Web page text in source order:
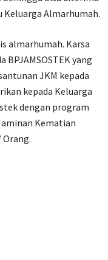
Almarhumah.
almarhumah. Karsa
yang
JKM kepada
kepada Keluarga
dengan program
Kematian
Orang.